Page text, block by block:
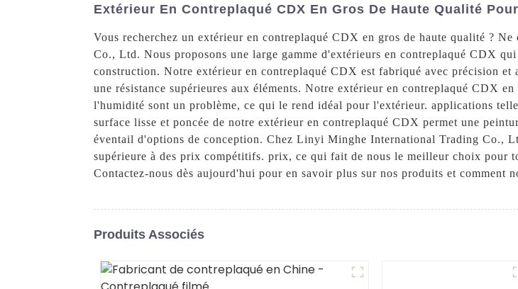
Extérieur En Contreplaqué CDX En Gros De Haute Qualité
Vous recherchez un extérieur en contreplaqué CDX en gros de haute qualité ?
Co., Ltd. Nous proposons une large gamme d'extérieurs en contreplaqué CDX
construction. Notre extérieur en contreplaqué CDX est fabriqué avec précision
une résistance supérieures aux éléments. Notre extérieur en contreplaqué CDX
l'humidité sont un problème, ce qui le rend idéal pour l'extérieur. applications
surface lisse et poncée de notre extérieur en contreplaqué CDX permet une
éventail d'options de conception. Chez Linyi Minghe International Trading Co.,
supérieure à des prix compétitifs. prix, ce qui fait de nous le meilleur choix pour
Contactez-nous dès aujourd'hui pour en savoir plus sur nos produits et comment
Produits Associés